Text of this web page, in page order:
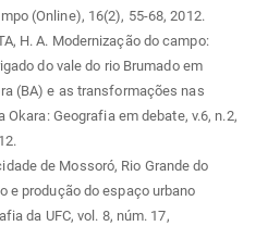
(Online), 16(2), 55-68, 2012.
H. A. Modernização do campo:
do vale do rio Brumado em
(BA) e as transformações nas
Geografia em debate, v.6, n.2,
de Mossoró, Rio Grande do
e produção do espaço urbano
da UFC, vol. 8, núm. 17,